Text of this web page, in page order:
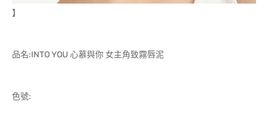
】
品名:INTO YOU 心慕與你 女主角致霧唇泥
色號: